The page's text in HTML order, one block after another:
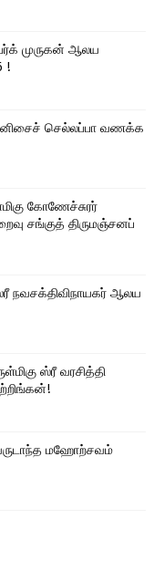
முருகன் ஆலய
!
செல்லப்பா வணக்க
கோணேச்சுரர்
சங்குத் திருமஞ்சனப்
நவசக்திவிநாயகர் ஆலய
ஸ்ரீ வரசித்தி
மஹோற்சவம்